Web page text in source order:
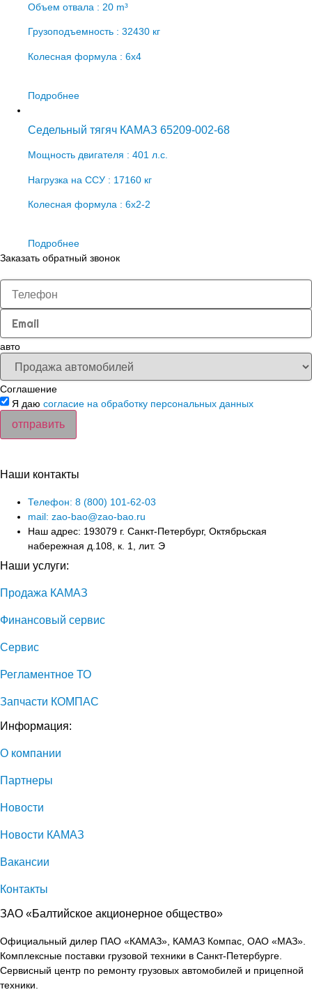
Объем отвала : 20 m³
Грузоподъемность : 32430 кг
Колесная формула : 6х4
Подробнее
Седельный тягяч КАМАЗ 65209-002-68
Мощность двигателя : 401 л.с.
Нагрузка на ССУ : 17160 кг
Колесная формула : 6х2-2
Подробнее
Заказать обратный звонок
авто
Соглашение
Я даю согласие на обработку персональных данных
отправить
Наши контакты
Телефон: 8 (800) 101-62-03
mail: zao-bao@zao-bao.ru
Наш адрес: 193079 г. Санкт-Петербург, Октябрьская
набережная д.108, к. 1, лит. Э
Наши услуги:
Продажа КАМАЗ
Финансовый сервис
Сервис
Регламентное ТО
Запчасти КОМПАС
Информация:
О компании
Партнеры
Новости
Новости КАМАЗ
Вакансии
Контакты
ЗАО «Балтийское акционерное общество»
Официальный дилер ПАО «КАМАЗ», КАМАЗ Компас, ОАО «МАЗ».
Комплексные поставки грузовой техники в Санкт-Петербурге.
Сервисный центр по ремонту грузовых автомобилей и прицепной
техники.